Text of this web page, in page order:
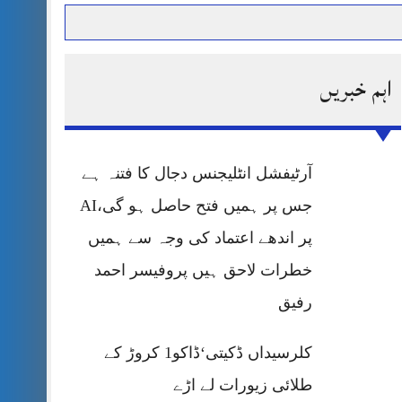
پر قربان
پریس کانفرنس
اہم خبریں
آرٹیفشل انٹلیجنس دجال کا فتنہ ہے
جس پر ہمیں فتح حاصل ہو گی،AI
پر اندھے اعتماد کی وجہ سے ہمیں
خطرات لاحق ہیں پروفیسر احمد
رفیق
کلرسیداں ڈکیتی‘ڈاکو1 کروڑ کے
طلائی زیورات لے اڑے